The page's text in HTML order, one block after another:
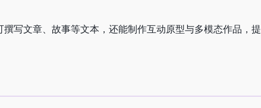
写文章、故事等文本，还能制作互动原型与多模态作品，提